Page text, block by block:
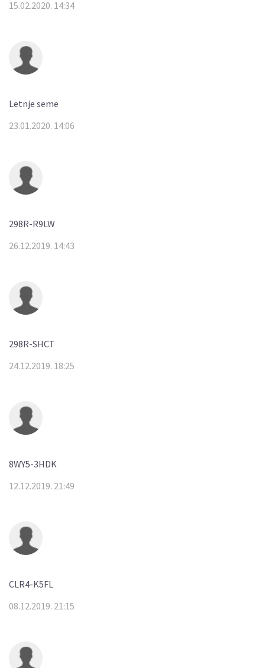
15.02.2020. 14:34
Letnje seme
23.01.2020. 14:06
298R-R9LW
26.12.2019. 14:43
298R-SHCT
24.12.2019. 18:25
8WY5-3HDK
12.12.2019. 21:49
CLR4-K5FL
08.12.2019. 21:15